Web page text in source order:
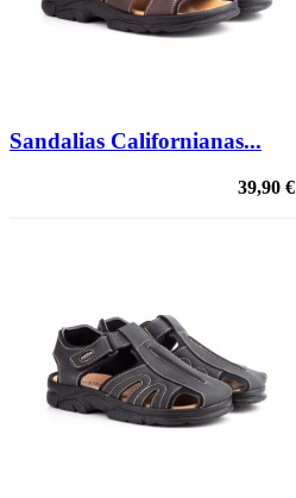
Sandalias Californianas...
39,90 €